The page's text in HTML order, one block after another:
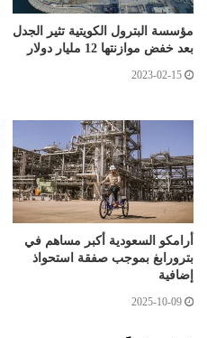
مؤسسة البترول الكويتية تثير الجدل
بعد خفض موازنتها 12 مليار دولار
2023-02-15
أرامكو السعودية أكبر مساهم في
بترورابغ بموجب صفقة استحواذ
إضافية
2025-10-09